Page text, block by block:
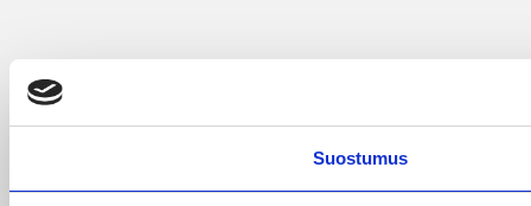
Suostumus